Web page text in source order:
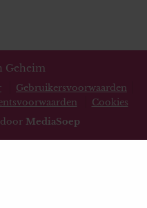
Geheim
Gebruikersvoorwaarden
Cookies
door MediaSoep